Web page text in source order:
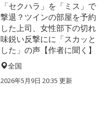
「セクハラ」を「ミス」で
撃退？ツインの部屋を予約
した上司、女性部下の切れ
味鋭い反撃にに「スカッと
した」の声【作者に聞く】
全国
2026年5月9日 20:35 更新